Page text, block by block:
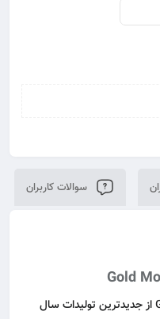
سوالات کاربران
فلزیاب گولد مانستر Gold Monster 1000 از جدیدترین تولیدات سال